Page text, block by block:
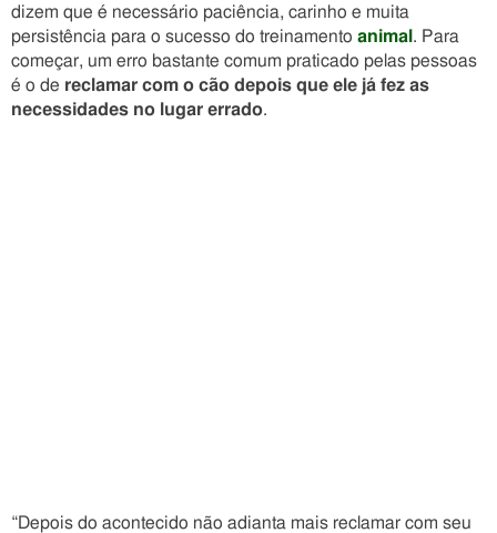
dizem que é necessário paciência, carinho e muita
persistência para o sucesso do treinamento animal . Para
começar, um erro bastante comum praticado pelas pessoas
é o de reclamar com o cão depois que ele já fez as
necessidades no lugar errado.
“Depois do acontecido não adianta mais reclamar com seu